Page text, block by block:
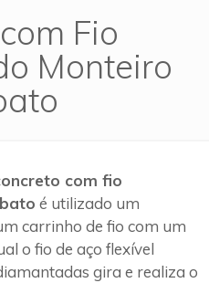
Fio
Monteiro
com fio
é utilizado um
carrinho de fio com um
o fio de aço flexível
gira e realiza o